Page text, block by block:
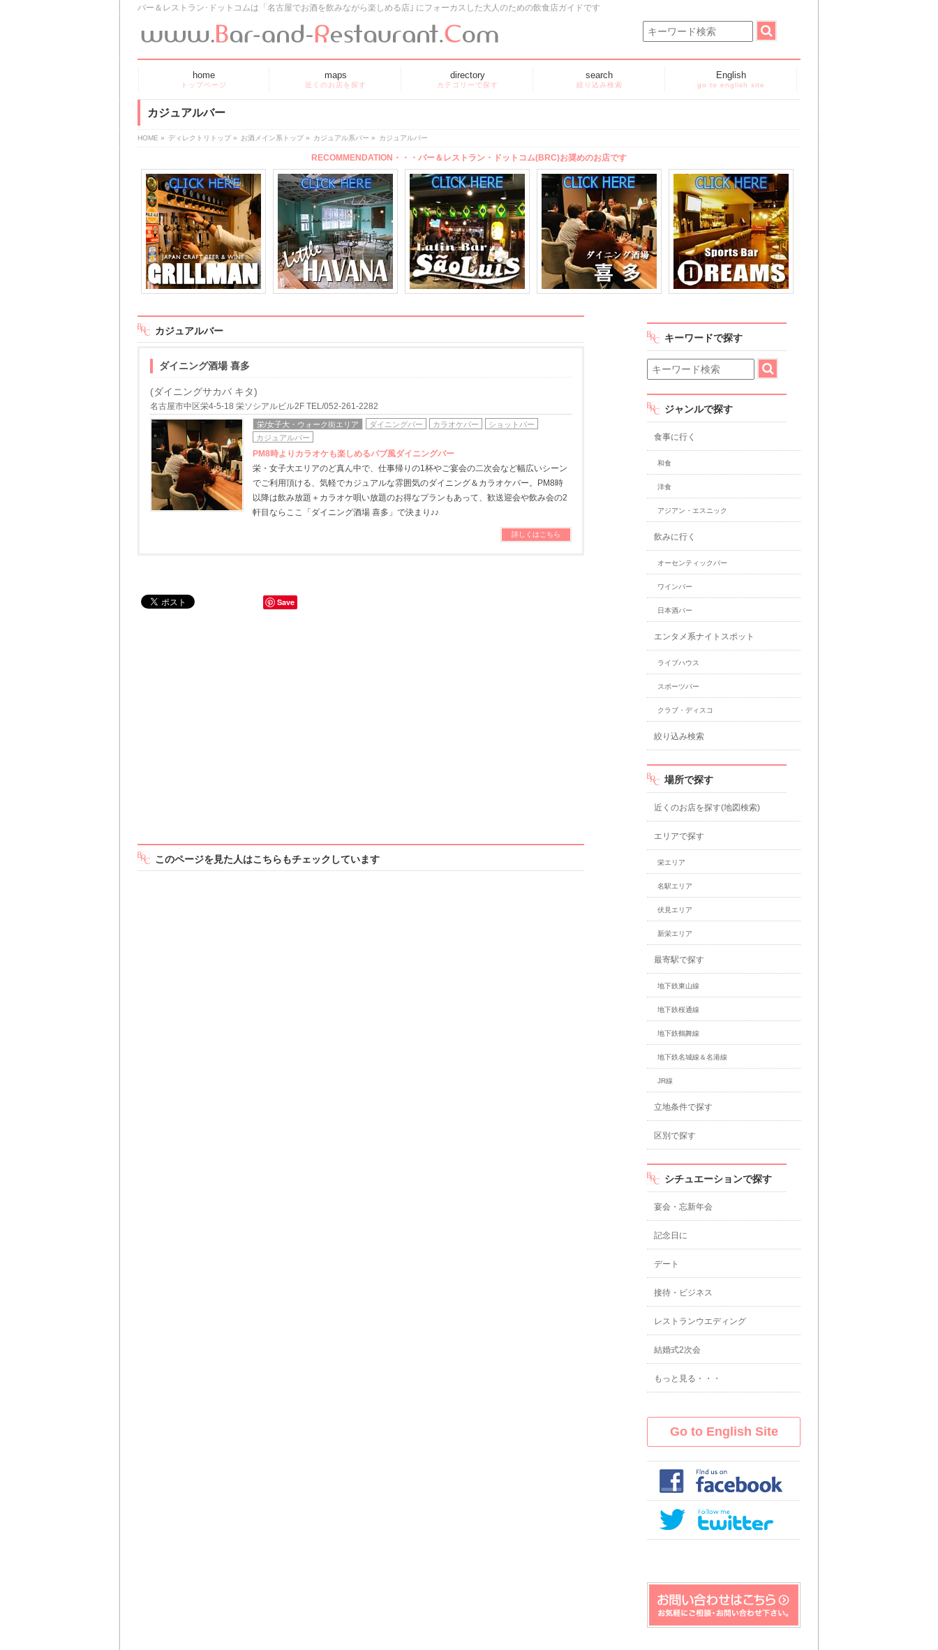
バー＆レストラン･ドットコムは「名古屋でお酒を飲みながら楽しめる店｣ にフォーカスした大人のための飲食店ガイドです
home
トップページ
maps
近くのお店を探す
directory
カテゴリーで探す
search
絞り込み検索
English
go to english site
カジュアルバー
HOME » ディレクトリトップ » お酒メイン系トップ » カジュアル系バー » カジュアルバー
RECOMMENDATION・・・バー＆レストラン・ドットコム(BRC)お奨めのお店です
カジュアルバー
ダイニング酒場 喜多
(ダイニングサカバ キタ)
名古屋市中区栄4-5-18 栄ソシアルビル2F TEL/052-261-2282
栄/女子大・ウォーク街エリア ダイニングバー カラオケバー
ショットバー
カジュアルバー
PM8時よりカラオケも楽しめるパブ風ダイニングバー
栄・女子大エリアのど真ん中で、仕事帰りの1杯やご宴会の二次会など幅広いシーン
でご利用頂ける、気軽でカジュアルな雰囲気のダイニング＆カラオケバー。PM8時
以降は飲み放題＋カラオケ唄い放題のお得なプランもあって、歓送迎会や飲み会の2
軒目ならここ「ダイニング酒場 喜多」で決まり♪♪
詳しくはこちら
Save
このページを見た人はこちらもチェックしています
キーワードで探す
ジャンルで探す
食事に行く
和食
洋食
アジアン・エスニック
飲みに行く
オーセンティックバー
ワインバー
日本酒バー
エンタメ系ナイトスポット
ライブハウス
スポーツバー
クラブ・ディスコ
絞り込み検索
場所で探す
近くのお店を探す(地図検索)
エリアで探す
栄エリア
名駅エリア
伏見エリア
新栄エリア
最寄駅で探す
地下鉄東山線
地下鉄桜通線
地下鉄鶴舞線
地下鉄名城線＆名港線
JR線
立地条件で探す
区別で探す
シチュエーションで探す
宴会・忘新年会
記念日に
デート
接待・ビジネス
レストランウエディング
結婚式2次会
もっと見る・・・
Go to English Site